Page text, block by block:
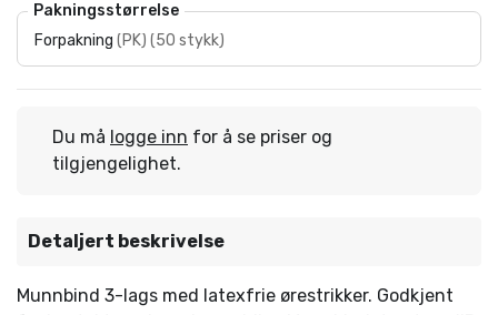
Pakningsstørrelse
Forpakning (PK) (50 stykk)
Du må logge inn for å se priser og
tilgjengelighet.
Detaljert beskrivelse
Munnbind 3-lags med latexfrie ørestrikker. Godkjent